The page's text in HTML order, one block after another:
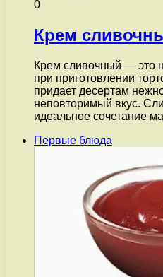
0
Крем
Крем сливочный — это
при приготовлении
придает десертам
неповторимый вкус.
идеальное сочетание
Первые блюда